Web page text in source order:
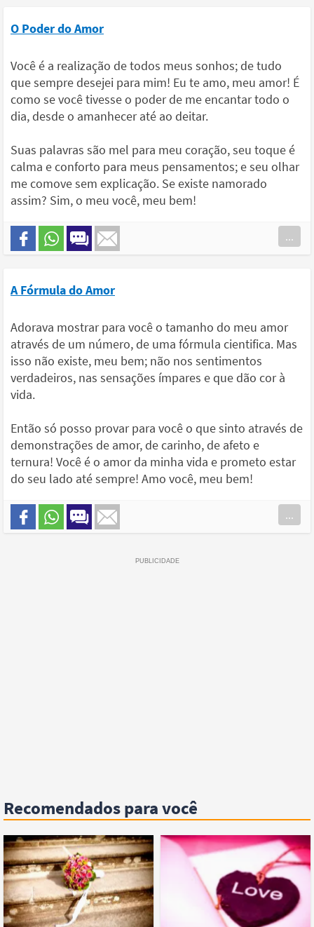
O Poder do Amor
Você é a realização de todos meus sonhos; de tudo
que sempre desejei para mim! Eu te amo, meu amor! É
como se você tivesse o poder de me encantar todo o
dia, desde o amanhecer até ao deitar.
Suas palavras são mel para meu coração, seu toque é
calma e conforto para meus pensamentos; e seu olhar
me comove sem explicação. Se existe namorado
assim? Sim, o meu você, meu bem!
...
A Fórmula do Amor
Adorava mostrar para você o tamanho do meu amor
através de um número, de uma fórmula cientifica. Mas
isso não existe, meu bem; não nos sentimentos
verdadeiros, nas sensações ímpares e que dão cor à
vida.
Então só posso provar para você o que sinto através de
demonstrações de amor, de carinho, de afeto e
ternura! Você é o amor da minha vida e prometo estar
do seu lado até sempre! Amo você, meu bem!
...
Recomendados para você